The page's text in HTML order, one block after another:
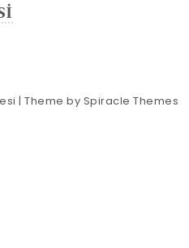
| Theme by Spiracle Themes